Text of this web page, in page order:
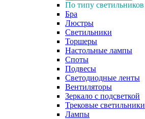
По типу светильников
Бра
Люстры
Светильники
Торшеры
Настольные лампы
Споты
Подвесы
Светодиодные ленты
Вентиляторы
Зеркало с подсветкой
Трековые светильники
Лампы